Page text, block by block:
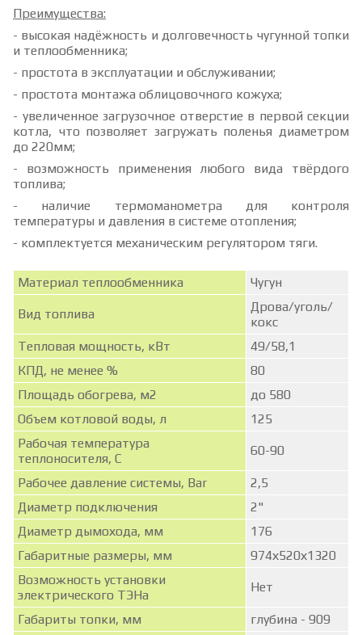
Преимущества:
- высокая надёжность и долговечность чугунной топки
и теплообменника;
- простота в эксплуатации и обслуживании;
- простота монтажа облицовочного кожуха;
- увеличенное загрузочное отверстие в первой секции
котла, что позволяет загружать поленья диаметром
до 220мм;
- возможность применения любого вида твёрдого
топлива;
- наличие термоманометра для контроля
температуры и давления в системе отопления;
- комплектуется механическим регулятором тяги.
Материал теплообменника Чугун
Вид топлива
Дрова/уголь/
кокс
Тепловая мощность, кВт
49/58,1
КПД, не менее %
80
Площадь обогрева, м2
до 580
Объем котловой воды, л
125
Рабочая температура
теплоносителя, С
60-90
Рабочее давление системы, Bar
2,5
Диаметр подключения
2"
Диаметр дымохода, мм
176
Габаритные размеры, мм
974х520х1320
Возможность установки
электрического ТЭНа
Нет
Габариты топки, мм глубина - 909